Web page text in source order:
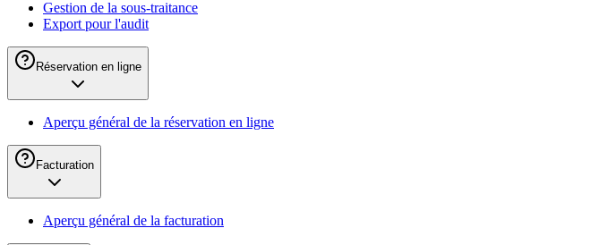
Gestion de la sous-traitance
Export pour l'audit
Réservation en ligne
Aperçu général de la réservation en ligne
Facturation
Aperçu général de la facturation